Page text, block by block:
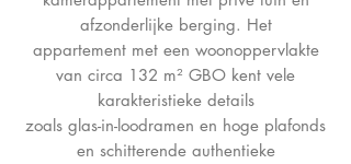
afzonderlijke berging. Het
appartement met een woonoppervlakte
van circa 132 m² GBO kent vele
karakteristieke details
zoals glas-in-loodramen en hoge plafonds
en schitterende authentieke